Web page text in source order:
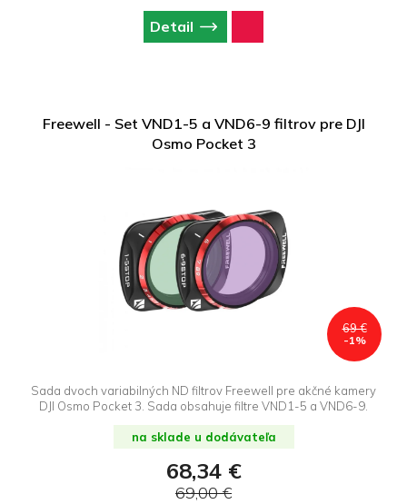
Detail
Freewell - Set VND1-5 a VND6-9 filtrov pre DJI
Osmo Pocket 3
69 €
-1%
Sada dvoch variabilných ND filtrov Freewell pre akčné kamery
DJI Osmo Pocket 3. Sada obsahuje filtre VND1-5 a VND6-9.
na sklade u dodávateľa
68,34 €
69,00 €